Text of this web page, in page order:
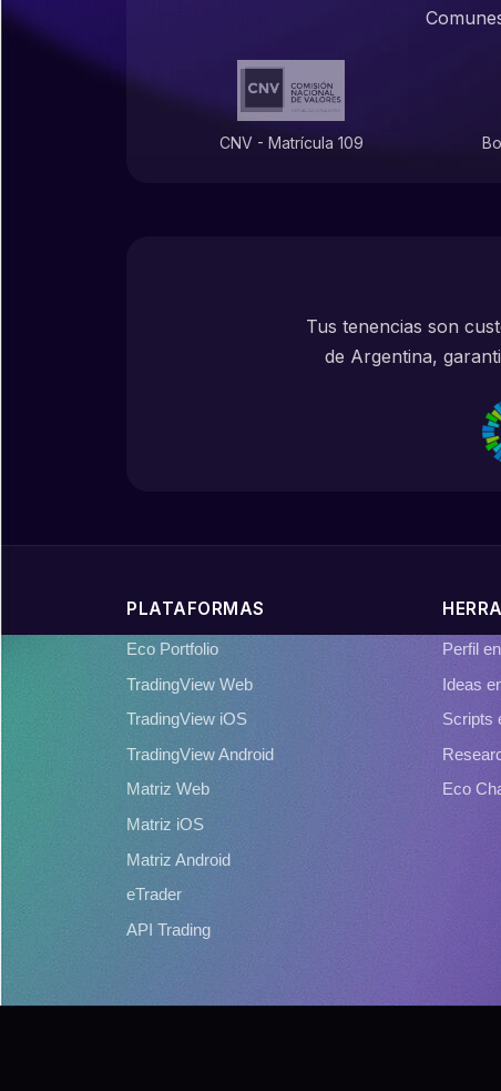
CNV - Matrícula 109
Tus tenencias son
de Argentina,
PLATAFORMAS
Eco Portfolio
TradingView Web
TradingView iOS
TradingView Android
Matriz Web
Matriz iOS
Matriz Android
eTrader
API Trading
Perfil
Ideas
Scripts
Eco